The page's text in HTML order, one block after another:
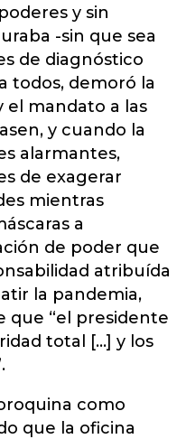
y sin
-sin que sea
de diagnóstico
todos, demoró la
el mandato a las
y cuando la
alarmantes,
de exagerar
mientras
a
de poder que
atribuída
la pandemia,
que “el presidente
total […] y los
como
que la oficina